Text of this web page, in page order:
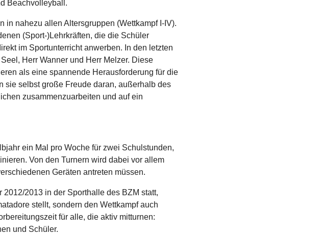
Beachvolleyball.
in nahezu allen Altersgruppen (Wettkampf I-IV).
(Sport-)Lehrkräften, die die Schüler
im Sportunterricht anwerben. In den letzten
Herr Wanner und Herr Melzer. Diese
als eine spannende Herausforderung für die
sie selbst große Freude daran, außerhalb des
zusammenzuarbeiten und auf ein
ein Mal pro Woche für zwei Schulstunden,
Von den Turnern wird dabei vor allem
Geräten antreten müssen.
2013 in der Sporthalle des BZM statt,
stellt, sondern den Wettkampf auch
für alle, die aktiv mitturnen:
und Schüler.